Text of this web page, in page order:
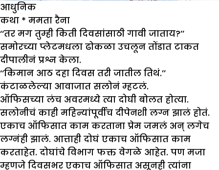
आधुनिक
कथा * ममता रैना
‘‘तर मग तुम्ही किती दिवसांसाठी गावी जाताय?’’
समोरच्या प्लेटमधला ढोकळा उचलून तोंडात टाकत
दीपालीनं प्रश्न केला.
‘‘किमान आठ दहा दिवस तरी जातील तिथं.’’
कंटाळलेल्या आवाजात सलोनं म्हटलं.
ऑफिसच्या लंच अवरमध्ये त्या दोघी बोलत होत्या.
सलोनीचं काही महिन्यांपूर्वीच दीपेनशी लग्न झालं होतं.
एकाच ऑफिसात काम करताना प्रेम जमलं अन् लगेच
लग्नंही झालं. आत्ताही दोघं एकाच ऑफिसात काम
करताहेत. दोघांचे विभाग फक्त वेगळे आहेत. पण मजा
म्हणजे दिवसभर एकाच ऑफिसात असूनही त्यांना